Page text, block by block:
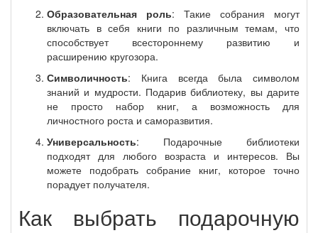
Образовательная роль: Такие собрания могут
включать в себя книги по различным темам, что
способствует всестороннему развитию и
расширению кругозора.
Символичность: Книга всегда была символом
знаний и мудрости. Подарив библиотеку, вы дарите
не просто набор книг, а возможность для
личностного роста и саморазвития.
Универсальность: Подарочные библиотеки
подходят для любого возраста и интересов. Вы
можете подобрать собрание книг, которое точно
порадует получателя.
Как выбрать подарочную